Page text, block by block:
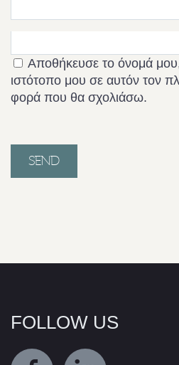
Αποθήκευσε το όνομά
ιστότοπο μου σε αυτόν τον
φορά που θα σχολιάσω.
FOLLOW US